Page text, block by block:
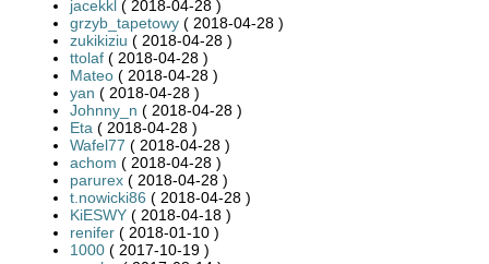
jacekkl ( 2018-04-28 )
grzyb_tapetowy ( 2018-04-28 )
zukikiziu ( 2018-04-28 )
ttolaf ( 2018-04-28 )
Mateo ( 2018-04-28 )
yan ( 2018-04-28 )
Johnny_n ( 2018-04-28 )
Eta ( 2018-04-28 )
Wafel77 ( 2018-04-28 )
achom ( 2018-04-28 )
parurex ( 2018-04-28 )
t.nowicki86 ( 2018-04-28 )
KiESWY ( 2018-04-18 )
renifer ( 2018-01-10 )
1000 ( 2017-10-19 )